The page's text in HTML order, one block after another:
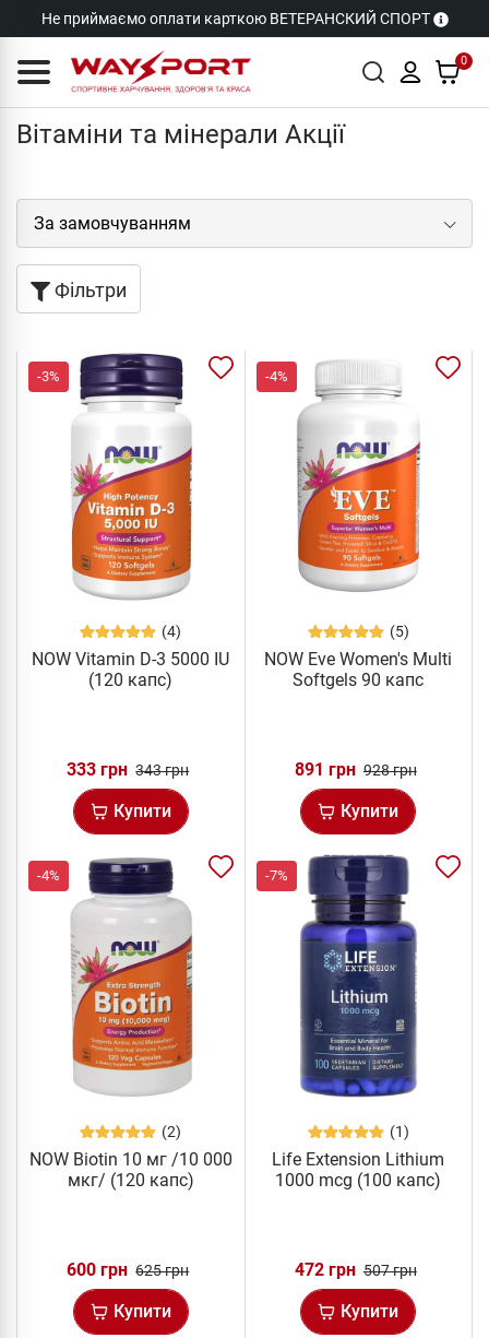
Не приймаємо оплати карткою ВЕТЕРАНСКИЙ СПОРТ
0
Вітаміни та мінерали Акції
Фільтри
-3%
(4)
NOW Vitamin D-3 5000 IU
(120 капс)
333 грн 343 грн
Купити
-4%
(5)
NOW Eve Women's Multi
Softgels 90 капс
891 грн 928 грн
Купити
-4%
(2)
NOW Biotin 10 мг /10 000
мкг/ (120 капс)
600 грн 625 грн
Купити
-7%
(1)
Life Extension Lithium
1000 mcg (100 капс)
472 грн 507 грн
Купити